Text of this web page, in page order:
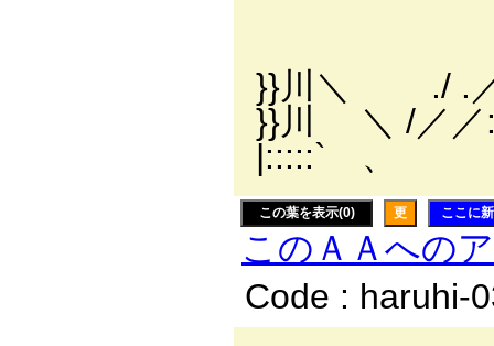
}}川＼
}}川 ＼ /
|:::::` 、
この葉を表示(0) 更 ここに
このＡＡへの
Code : haruhi-